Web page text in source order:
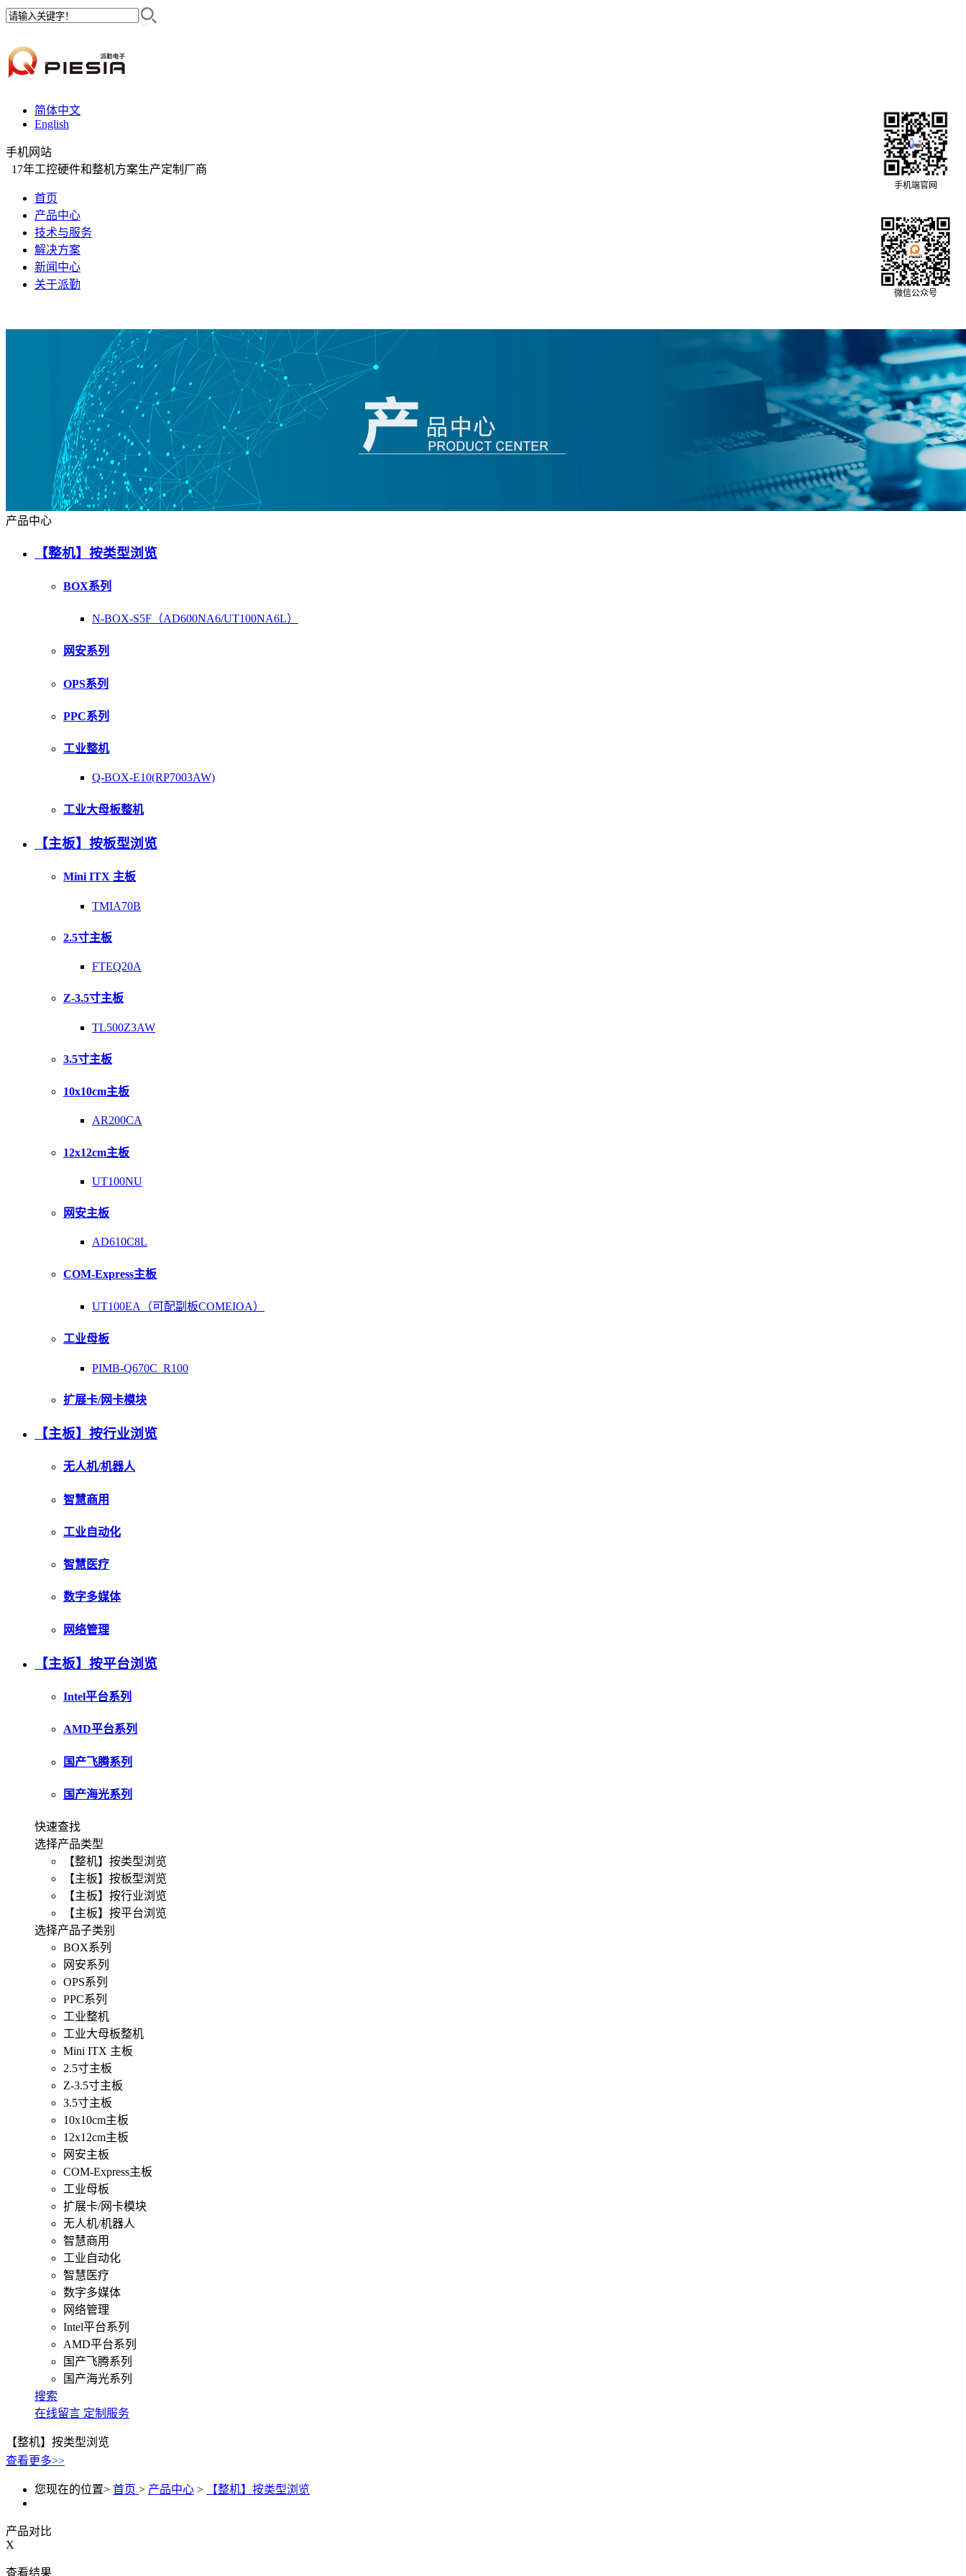
简体中文
English
手机网站
17年工控硬件和整机方案生产定制厂商
首页
产品中心
技术与服务
解决方案
新闻中心
关于派勤
产品中心
【整机】按类型浏览
BOX系列
N-BOX-S5F（AD600NA6/UT100NA6L）
网安系列
OPS系列
PPC系列
工业整机
Q-BOX-E10(RP7003AW)
工业大母板整机
【主板】按板型浏览
Mini ITX 主板
TMIA70B
2.5寸主板
FTEQ20A
Z-3.5寸主板
TL500Z3AW
3.5寸主板
10x10cm主板
AR200CA
12x12cm主板
UT100NU
网安主板
AD610C8L
COM-Express主板
UT100EA（可配副板COMEIOA）
工业母板
PIMB-Q670C_R100
扩展卡/网卡模块
【主板】按行业浏览
无人机/机器人
智慧商用
工业自动化
智慧医疗
数字多媒体
网络管理
【主板】按平台浏览
Intel平台系列
AMD平台系列
国产飞腾系列
国产海光系列
快速查找
选择产品类型
【整机】按类型浏览
【主板】按板型浏览
【主板】按行业浏览
【主板】按平台浏览
选择产品子类别
BOX系列
网安系列
OPS系列
PPC系列
工业整机
工业大母板整机
Mini ITX 主板
2.5寸主板
Z-3.5寸主板
3.5寸主板
10x10cm主板
12x12cm主板
网安主板
COM-Express主板
工业母板
扩展卡/网卡模块
无人机/机器人
智慧商用
工业自动化
智慧医疗
数字多媒体
网络管理
Intel平台系列
AMD平台系列
国产飞腾系列
国产海光系列
搜索
在线留言 定制服务
【整机】按类型浏览
查看更多>>
您现在的位置> 首页 > 产品中心 > 【整机】按类型浏览
产品对比
X
查看结果
微信公众号
手机端官网